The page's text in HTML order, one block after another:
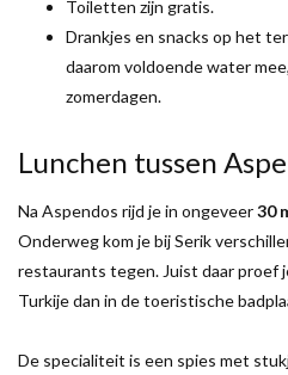
Toiletten zijn gratis.
Drankjes en snacks op het
daarom voldoende water
zomerdagen.
Lunchen tussen
Na Aspendos rijd je in ongeveer30
Onderweg kom je bij Serik
restaurants tegen. Juist daar proef
Turkije dan in de toeristische
De specialiteit is een spies met